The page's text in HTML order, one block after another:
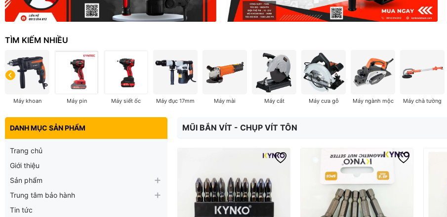
TÌM KIẾM NHIỀU
Máy khoan Máy pin Máy siết ốc Máy đục 17mm Máy mài Máy cắt Máy cưa gỗ Máy ngành mộc Máy chà tường
DANH MỤC SẢN PHẨM
Trang chủ
Giới thiệu
Sản phẩm
Trung tâm bảo hành
Tin tức
MŨI BẮN VÍT - CHỤP VÍT TÔN